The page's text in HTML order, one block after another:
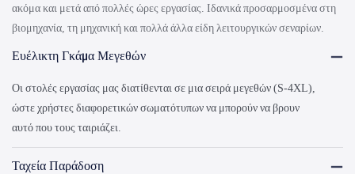
ακόμα και μετά από πολλές ώρες εργασίας. Ιδανικά προσαρμοσμένα στη
βιομηχανία, τη μηχανική και πολλά άλλα είδη λειτουργικών σεναρίων.
Ευέλικτη Γκάμα Μεγεθών
Οι στολές εργασίας μας διατίθενται σε μια σειρά μεγεθών (S-4XL),
ώστε χρήστες διαφορετικών σωματότυπων να μπορούν να βρουν
αυτό που τους ταιριάζει.
Ταχεία Παράδοση